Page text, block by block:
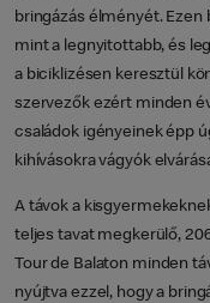
bringázás élményét.
mint a legnyitottabb, és
a biciklizésen keresztül
szervezők ezért minden
családok igényeinek épp
kihívásokra vágyók
A távok a
teljes tavat megkerülő,
Tour de Balaton minden
nyújtva ezzel, hogy a